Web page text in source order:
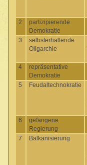
2
partizipierende
Demokratie
3
selbsterhaltende
Oligarchie
4
repräsentative
Demokratie
5 Feudaltechnokratie
6
gefangene
Regierung
7
Balkanisierung